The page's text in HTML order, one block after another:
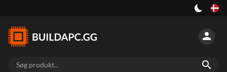
person
search